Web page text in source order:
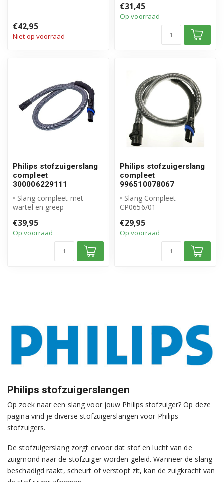
€42,95
Niet op voorraad
• Artike...
€31,45
Op voorraad
Philips stofzuigerslang
compleet
300006229111
• Slang compleet met
wartel en greep -
• Origineel Philips product
€39,95
Op voorraad
Philips stofzuigerslang
compleet
996510078067
• Slang Compleet
CP0656/01
geintegreerde borstel
• Origin...
€29,95
Op voorraad
Philips stofzuigerslangen
Op zoek naar een slang voor jouw Philips stofzuiger? Op deze
pagina vind je diverse stofzuigerslangen voor Philips
stofzuigers.
De stofzuigerslang zorgt ervoor dat stof en lucht van de
zuigmond naar de stofzuiger worden geleid. Wanneer de slang
beschadigd raakt, scheurt of verstopt zit, kan de zuigkracht van